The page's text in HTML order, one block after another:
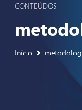
CONTEÚDOS
Início